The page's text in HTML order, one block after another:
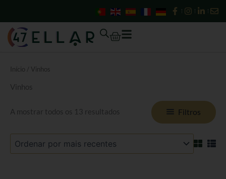
content
Cart
Início / Vinhos
Vinhos
A mostrar todos os 13 resultados
por
mais
recentes
Filtros